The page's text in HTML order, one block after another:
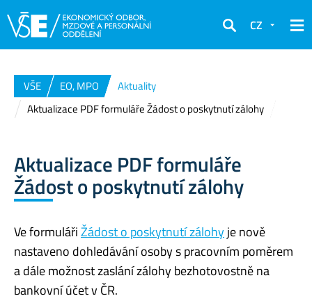
Hledat
CZ
VŠE EO, MPO
Aktuality
Aktualizace PDF formuláře Žádost o poskytnutí zálohy
Aktualizace PDF formuláře
Žádost o poskytnutí zálohy
Ve formulářiŽádost o poskytnutí zálohyje nově
nastaveno dohledávání osoby s pracovním poměrem
a dále možnost zaslání zálohy bezhotovostně na
bankovní účet v ČR.